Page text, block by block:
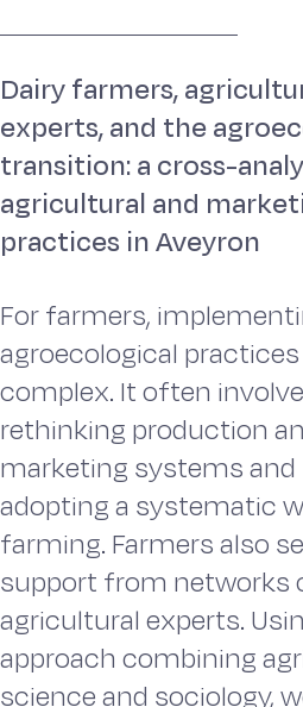
Dairy farmers,
experts, and the
transition: a cross-
agricultural and
practices in Aveyron
For farmers,
agroecological
complex. It often
rethinking production
marketing systems and
adopting a systematic
farming. Farmers also
support from networks
agricultural experts.
approach combining
science and sociology,